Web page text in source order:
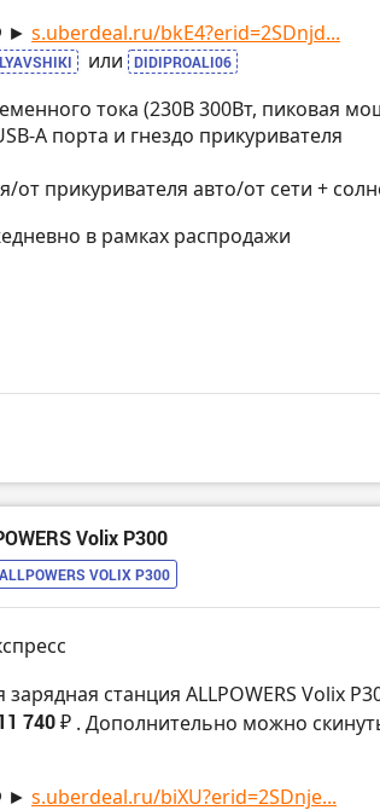
► s.uberdeal.ru/bkE4?erid=2SDnjd...
или DIDIPROALI06
тока (230В 300Вт, пиковая
A порта и гнездо прикуривателя
от прикуривателя авто/от сети +
в рамках распродажи
Volix P300
ALLPOWERS VOLIX P300
станция ALLPOWERS Volix
740 ₽ . Дополнительно можно
► s.uberdeal.ru/biXU?erid=2SDnje...